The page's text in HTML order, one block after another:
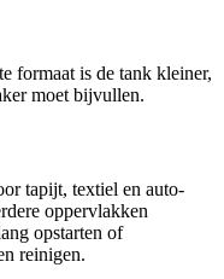
formaat is de tank kleiner,
moet bijvullen.
tapijt, textiel en auto-
oppervlakken
opstarten of
reinigen.